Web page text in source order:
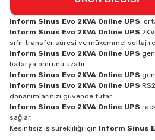
Inform Sinus Evo 2KVA Online UPS,
Inform Sinus Evo 2KVA Online UPS
sıfır transfer süresi ve mükemmel voltaj
Inform Sinus Evo 2KVA Online UPS
batarya ömrünü uzatır.
Inform Sinus Evo 2KVA Online UPS
Inform Sinus Evo 2KVA Online UPS
donanımlarınızı güvende tutar.
Inform Sinus Evo 2KVA Online UPS
sağlar.
Kesintisiz iş sürekliliği için Inform Sinus